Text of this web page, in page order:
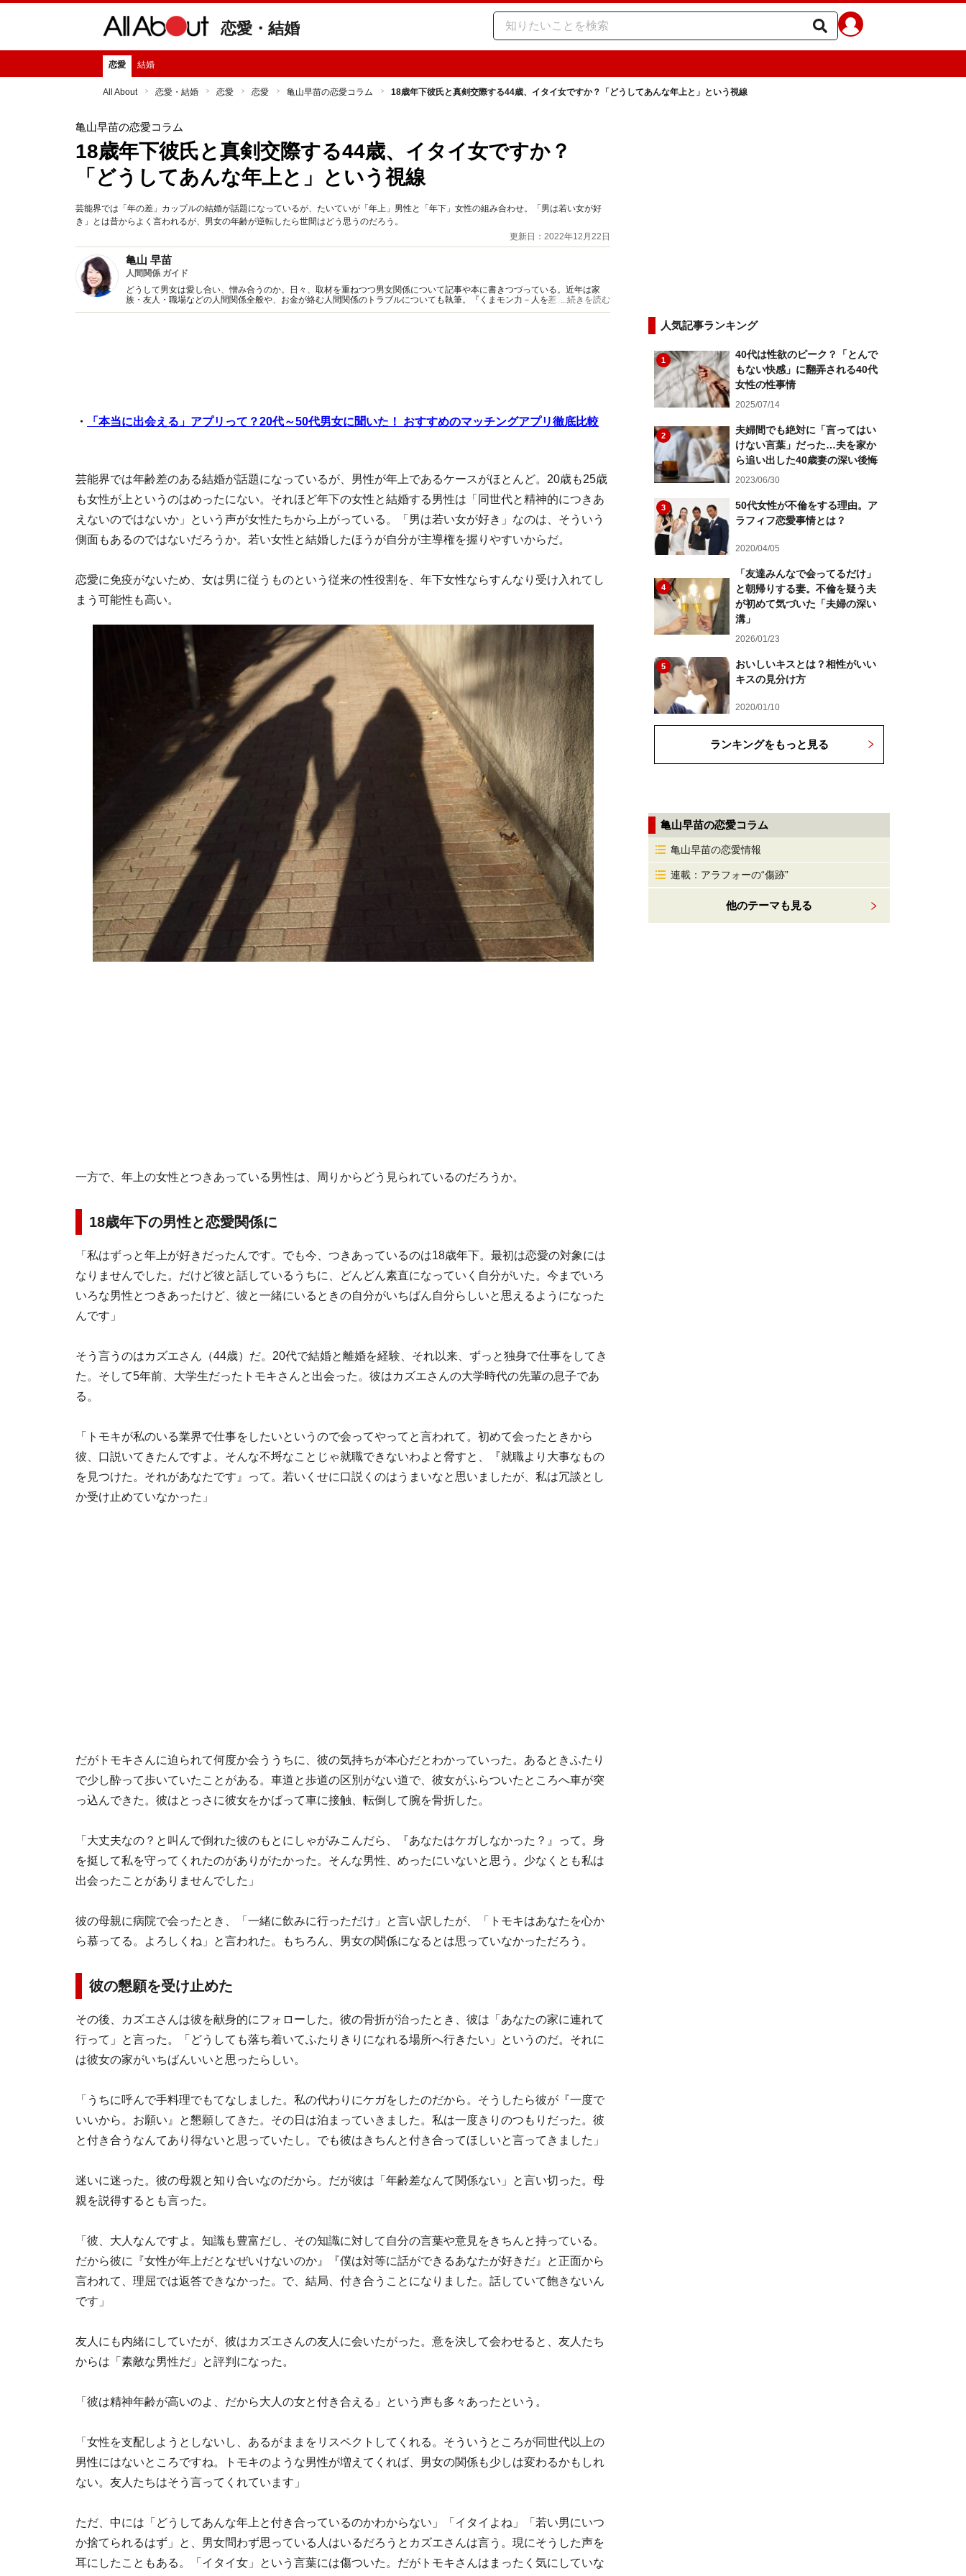
恋愛・結婚
恋愛 結婚
All About 恋愛・結婚 恋愛 恋愛 亀山早苗の恋愛コラム 18歳年下彼氏と真剣交際する44歳、イタイ女ですか？「どうしてあんな年上と」という視線
亀山早苗の恋愛コラム
18歳年下彼氏と真剣交際する44歳、イタイ女ですか？
「どうしてあんな年上と」という視線
芸能界では「年の差」カップルの結婚が話題になっているが、たいていが「年上」男性と「年下」女性の組み合わせ。「男は若い女が好
き」とは昔からよく言われるが、男女の年齢が逆転したら世間はどう思うのだろう。
更新日：2022年12月22日
亀山 早苗
人間関係 ガイド
どうして男女は愛し合い、憎み合うのか。日々、取材を重ねつつ男女関係について記事や本に書きつづっている。近年は家
族・友人・職場などの人間関係全般や、お金が絡む人間関係のトラブルについても執筆。『くまモン力－人を惹きつける愛と
魅力の秘密』など著書多数。
...続きを読む
・ 「本当に出会える」アプリって？20代～50代男女に聞いた！ おすすめのマッチングアプリ徹底比較
芸能界では年齢差のある結婚が話題になっているが、男性が年上であるケースがほとんど。20歳も25歳
も女性が上というのはめったにない。それほど年下の女性と結婚する男性は「同世代と精神的につきあ
えないのではないか」という声が女性たちから上がっている。「男は若い女が好き」なのは、そういう
側面もあるのではないだろうか。若い女性と結婚したほうが自分が主導権を握りやすいからだ。
恋愛に免疫がないため、女は男に従うものという従来の性役割を、年下女性ならすんなり受け入れてし
まう可能性も高い。
一方で、年上の女性とつきあっている男性は、周りからどう見られているのだろうか。
18歳年下の男性と恋愛関係に
「私はずっと年上が好きだったんです。でも今、つきあっているのは18歳年下。最初は恋愛の対象には
なりませんでした。だけど彼と話しているうちに、どんどん素直になっていく自分がいた。今までいろ
いろな男性とつきあったけど、彼と一緒にいるときの自分がいちばん自分らしいと思えるようになった
んです」
そう言うのはカズエさん（44歳）だ。20代で結婚と離婚を経験、それ以来、ずっと独身で仕事をしてき
た。そして5年前、大学生だったトモキさんと出会った。彼はカズエさんの大学時代の先輩の息子であ
る。
「トモキが私のいる業界で仕事をしたいというので会ってやってと言われて。初めて会ったときから
彼、口説いてきたんですよ。そんな不埒なことじゃ就職できないわよと脅すと、『就職より大事なもの
を見つけた。それがあなたです』って。若いくせに口説くのはうまいなと思いましたが、私は冗談とし
か受け止めていなかった」
だがトモキさんに迫られて何度か会ううちに、彼の気持ちが本心だとわかっていった。あるときふたり
で少し酔って歩いていたことがある。車道と歩道の区別がない道で、彼女がふらついたところへ車が突
っ込んできた。彼はとっさに彼女をかばって車に接触、転倒して腕を骨折した。
「大丈夫なの？と叫んで倒れた彼のもとにしゃがみこんだら、『あなたはケガしなかった？』って。身
を挺して私を守ってくれたのがありがたかった。そんな男性、めったにいないと思う。少なくとも私は
出会ったことがありませんでした」
彼の母親に病院で会ったとき、「一緒に飲みに行っただけ」と言い訳したが、「トモキはあなたを心か
ら慕ってる。よろしくね」と言われた。もちろん、男女の関係になるとは思っていなかっただろう。
彼の懇願を受け止めた
その後、カズエさんは彼を献身的にフォローした。彼の骨折が治ったとき、彼は「あなたの家に連れて
行って」と言った。「どうしても落ち着いてふたりきりになれる場所へ行きたい」というのだ。それに
は彼女の家がいちばんいいと思ったらしい。
「うちに呼んで手料理でもてなしました。私の代わりにケガをしたのだから。そうしたら彼が『一度で
いいから。お願い』と懇願してきた。その日は泊まっていきました。私は一度きりのつもりだった。彼
と付き合うなんてあり得ないと思っていたし。でも彼はきちんと付き合ってほしいと言ってきました」
迷いに迷った。彼の母親と知り合いなのだから。だが彼は「年齢差なんて関係ない」と言い切った。母
親を説得するとも言った。
「彼、大人なんですよ。知識も豊富だし、その知識に対して自分の言葉や意見をきちんと持っている。
だから彼に『女性が年上だとなぜいけないのか』『僕は対等に話ができるあなたが好きだ』と正面から
言われて、理屈では返答できなかった。で、結局、付き合うことになりました。話していて飽きないん
です」
友人にも内緒にしていたが、彼はカズエさんの友人に会いたがった。意を決して会わせると、友人たち
からは「素敵な男性だ」と評判になった。
「彼は精神年齢が高いのよ、だから大人の女と付き合える」という声も多々あったという。
「女性を支配しようとしないし、あるがままをリスペクトしてくれる。そういうところが同世代以上の
男性にはないところですね。トモキのような男性が増えてくれば、男女の関係も少しは変わるかもしれ
ない。友人たちはそう言ってくれています」
ただ、中には「どうしてあんな年上と付き合っているのかわからない」「イタイよね」「若い男にいつ
か捨てられるはず」と、男女問わず思っている人はいるだろうとカズエさんは言う。現にそうした声を
耳にしたこともある。「イタイ女」という言葉には傷ついた。だがトモキさんはまったく気にしていな
人気記事ランキング
1
40代は性欲のピーク？「とんで
もない快感」に翻弄される40代
女性の性事情
2025/07/14
2
夫婦間でも絶対に「言ってはい
けない言葉」だった…夫を家か
ら追い出した40歳妻の深い後悔
2023/06/30
3
50代女性が不倫をする理由。ア
ラフィフ恋愛事情とは？
2020/04/05
4
「友達みんなで会ってるだけ」
と朝帰りする妻。不倫を疑う夫
が初めて気づいた「夫婦の深い
溝」
2026/01/23
5
おいしいキスとは？相性がいい
キスの見分け方
2020/01/10
ランキングをもっと見る
亀山早苗の恋愛コラム
亀山早苗の恋愛情報
連載：アラフォーの“傷跡”
他のテーマも見る